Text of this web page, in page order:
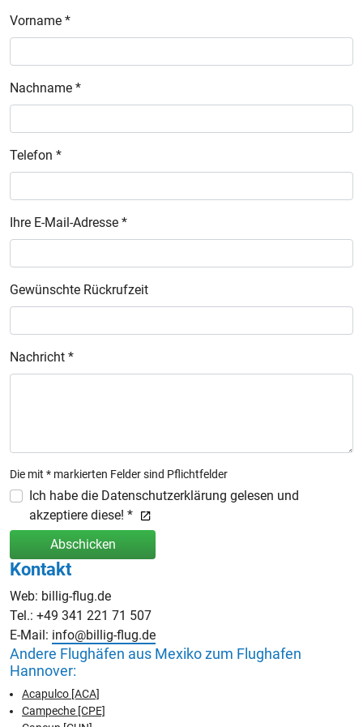
Vorname *
Nachname *
Telefon *
Ihre E-Mail-Adresse *
Gewünschte Rückrufzeit
Nachricht *
Die mit * markierten Felder sind Pflichtfelder
Ich habe die Datenschutzerklärung gelesen und
akzeptiere diese! *
Abschicken
Kontakt
Web: billig-flug.de
Tel.: +49 341 221 71 507
E-Mail: info@billig-flug.de
Andere Flughäfen aus Mexiko zum Flughafen
Hannover:
Acapulco [ACA]
Campeche [CPE]